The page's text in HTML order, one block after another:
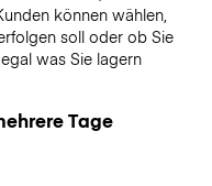
können wählen,
soll oder ob Sie
was Sie lagern
Tage